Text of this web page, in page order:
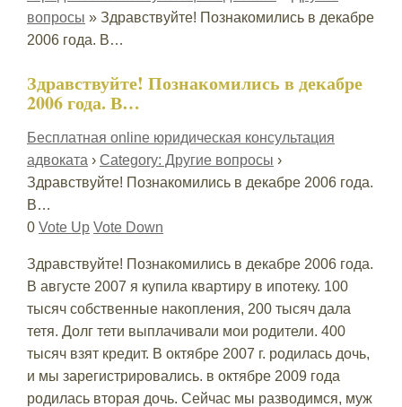
вопросы » Здравствуйте! Познакомились в декабре
2006 года. В…
Здравствуйте! Познакомились в декабре
2006 года. В…
Бесплатная online юридическая консультация
адвоката › Category: Другие вопросы ›
Здравствуйте! Познакомились в декабре 2006 года.
В…
0 Vote Up Vote Down
Здравствуйте! Познакомились в декабре 2006 года.
В августе 2007 я купила квартиру в ипотеку. 100
тысяч собственные накопления, 200 тысяч дала
тетя. Долг тети выплачивали мои родители. 400
тысяч взят кредит. В октябре 2007 г. родилась дочь,
и мы зарегистрировались. в октябре 2009 года
родилась вторая дочь. Сейчас мы разводимся, муж